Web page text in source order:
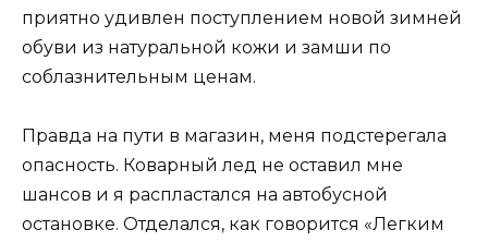
приятно удивлен поступлением новой зимней
обуви из натуральной кожи и замши по
соблазнительным ценам.
Правда на пути в магазин, меня подстерегала
опасность. Коварный лед не оставил мне
шансов и я распластался на автобусной
остановке. Отделался, как говорится «Легким